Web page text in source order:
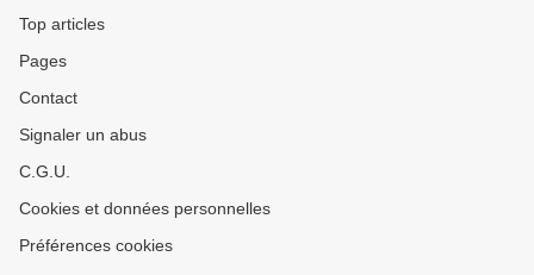
Top articles
Pages
Contact
Signaler un abus
C.G.U.
Cookies et données personnelles
Préférences cookies